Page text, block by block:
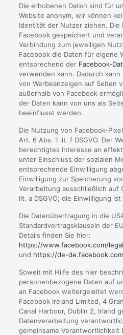
Die erhobenen Daten sind für
Website anonym, wir können
Identität der Nutzer ziehen. Die
Facebook gespeichert und
Verbindung zum jeweiligen
Facebook die Daten für eigene
entsprechend der Facebook-
verwenden kann. Dadurch kann
von Werbeanzeigen auf Seiten
außerhalb von Facebook
der Daten kann von uns als
beeinflusst werden.
Die Nutzung von Facebook-
Art. 6 Abs. 1 lit. f DSGVO. Der
berechtigtes Interesse an
unter Einschluss der sozialen
entsprechende Einwilligung
Einwilligung zur Speicherung
Verarbeitung ausschließlich auf
lit. a DSGVO; die Einwilligung
Die Datenübertragung in die
Standardvertragsklauseln der
Details finden Sie hier:
https://www.facebook.com/
und https://de-
Soweit mit Hilfe des hier
personenbezogene Daten auf
an Facebook weitergeleitet
Facebook Ireland Limited, 4
Canal Harbour, Dublin 2, Irland
Datenverarbeitung
gemeinsame Verantwortlichkeit